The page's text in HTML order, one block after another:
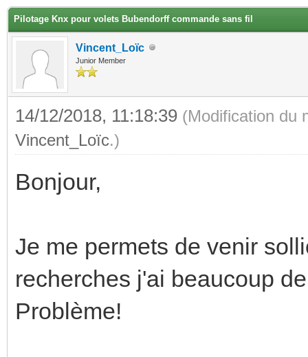
Pilotage Knx pour volets Bubendorff commande sans fil
Vincent_Loïc
Junior Member
14/12/2018, 11:18:39 (Modification du
Vincent_Loïc.)
Bonjour,
Je me permets de venir
recherches j'ai beaucoup
Problème!